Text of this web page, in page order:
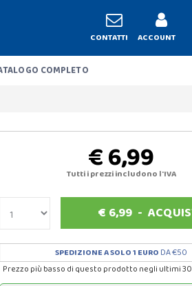
CONTATTI ACCOUNT
COMPLETO
€ 6,99
Tutti i prezzi includono l'IVA
€ 6,99 -
SPEDIZIONE A SOLO 1 EURO DA €50
Prezzo più basso di questo prodotto negli ultimi